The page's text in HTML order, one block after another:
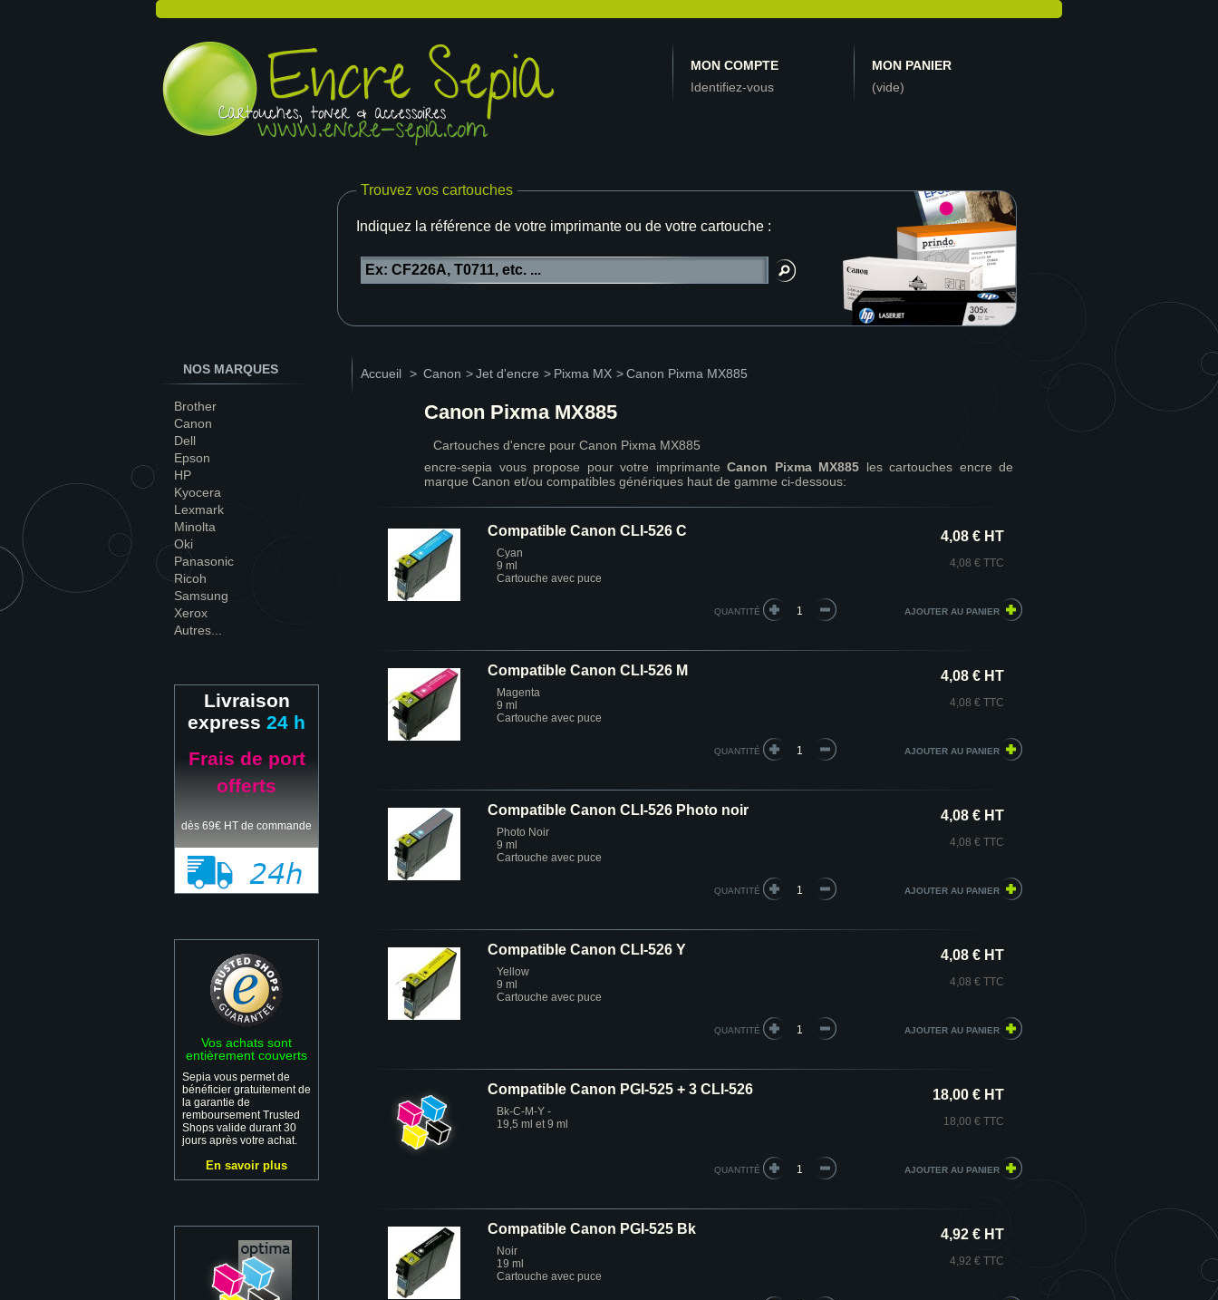
MON COMPTE
Identifiez-vous
MON PANIER
(vide)
Trouvez vos cartouches
Indiquez la référence de votre imprimante ou de votre cartouche :
NOS MARQUES
Brother
Canon
Dell
Epson
HP
Kyocera
Lexmark
Minolta
Oki
Panasonic
Ricoh
Samsung
Xerox
Autres...
Livraison
express 24 h
Frais de port
offerts
dès 69€ HT de commande
Vos achats sont
entièrement couverts
Sepia vous permet de
bénéficier gratuitement de
la garantie de
remboursement Trusted
Shops valide durant 30
jours après votre achat.
En savoir plus
Accueil > Canon >Jet d'encre > Pixma MX >Canon Pixma MX885
Canon Pixma MX885
Cartouches d'encre pour Canon Pixma MX885
encre-sepia vous propose pour votre imprimante Canon Pixma MX885 les cartouches encre de
marque Canon et/ou compatibles génériques haut de gamme ci-dessous:
Compatible Canon CLI-526 C
Cyan
9 ml
Cartouche avec puce
4,08 € HT
4,08 € TTC
QUANTITÉ
Compatible Canon CLI-526 M
Magenta
9 ml
Cartouche avec puce
4,08 € HT
4,08 € TTC
QUANTITÉ
Compatible Canon CLI-526 Photo noir
Photo Noir
9 ml
Cartouche avec puce
4,08 € HT
4,08 € TTC
QUANTITÉ
Compatible Canon CLI-526 Y
Yellow
9 ml
Cartouche avec puce
4,08 € HT
4,08 € TTC
QUANTITÉ
Compatible Canon PGI-525 + 3 CLI-526
Bk-C-M-Y -
19,5 ml et 9 ml
18,00 € HT
18,00 € TTC
QUANTITÉ
Compatible Canon PGI-525 Bk
Noir
19 ml
Cartouche avec puce
4,92 € HT
4,92 € TTC